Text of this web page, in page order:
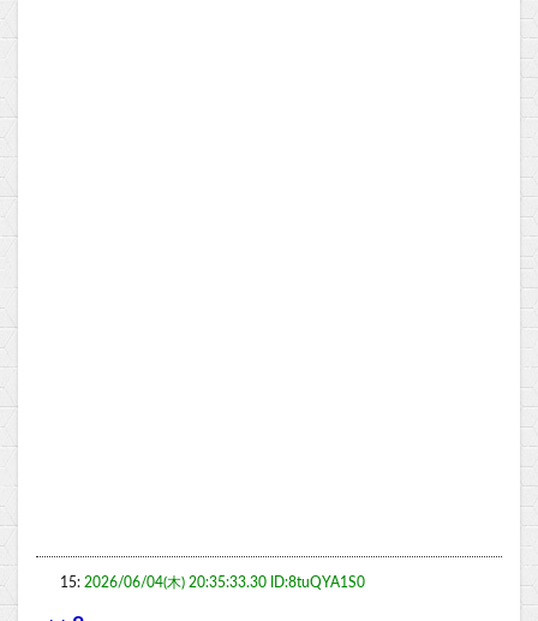
15: 2026/06/04(木) 20:35:33.30 ID:8tuQYA1S0